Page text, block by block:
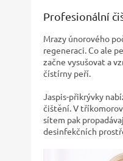
Profesionální
Mrazy únorového
regeneraci. Co ale
začne vysušovat a
čístírny peří.
Jaspis-přikrývky
čištění. V
sítem pak
desinfekčních